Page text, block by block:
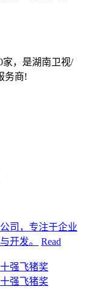
家，是湖南卫视/
务商!
司，专注于企业
开发。
Read